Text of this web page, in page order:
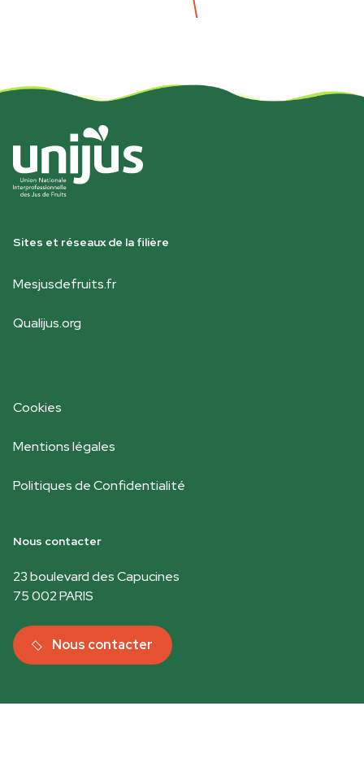
Sites et réseaux de la filière
Mesjusdefruits.fr
Qualijus.org
Cookies
Mentions légales
Politiques de Confidentialité
Nous contacter
23 boulevard des Capucines
75 002 PARIS
Nous contacter